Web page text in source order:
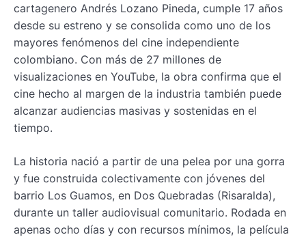
cartagenero Andrés Lozano Pineda, cumple 17 años
desde su estreno y se consolida como uno de los
mayores fenómenos del cine independiente
colombiano. Con más de 27 millones de
visualizaciones en YouTube, la obra confirma que el
cine hecho al margen de la industria también puede
alcanzar audiencias masivas y sostenidas en el
tiempo.
La historia nació a partir de una pelea por una gorra
y fue construida colectivamente con jóvenes del
barrio Los Guamos, en Dos Quebradas (Risaralda),
durante un taller audiovisual comunitario. Rodada en
apenas ocho días y con recursos mínimos, la película